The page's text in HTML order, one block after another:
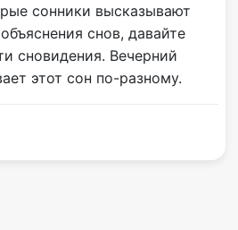
сонники высказывают
снов, давайте
сновидения. Вечерний
этот сон по-разному.